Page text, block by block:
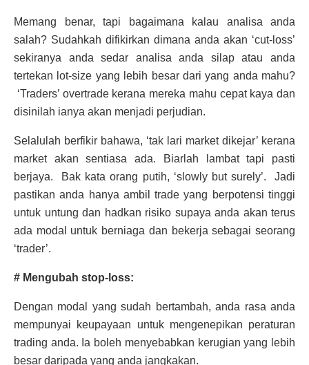
Memang benar, tapi bagaimana kalau analisa anda
salah? Sudahkah difikirkan dimana anda akan ‘cut-loss’
sekiranya anda sedar analisa anda silap atau anda
tertekan lot-size yang lebih besar dari yang anda mahu?
‘Traders’ overtrade kerana mereka mahu cepat kaya dan
disinilah ianya akan menjadi perjudian.
Selalulah berfikir bahawa, ‘tak lari market dikejar’ kerana
market akan sentiasa ada. Biarlah lambat tapi pasti
berjaya. Bak kata orang putih, ‘slowly but surely’. Jadi
pastikan anda hanya ambil trade yang berpotensi tinggi
untuk untung dan hadkan risiko supaya anda akan terus
ada modal untuk berniaga dan bekerja sebagai seorang
‘trader’.
# Mengubah stop-loss:
Dengan modal yang sudah bertambah, anda rasa anda
mempunyai keupayaan untuk mengenepikan peraturan
trading anda. Ia boleh menyebabkan kerugian yang lebih
besar daripada yang anda jangkakan.